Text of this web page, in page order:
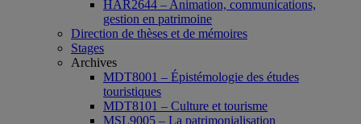
HAR2644 – Animation, communications,
gestion en patrimoine
Direction de thèses et de mémoires
Stages
Archives
MDT8001 – Épistémologie des études
touristiques
MDT8101 – Culture et tourisme
MSL9005 – La patrimonialisation